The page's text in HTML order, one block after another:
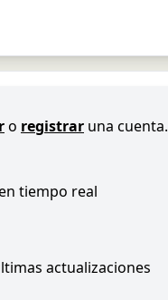
o registrar una cuenta.
tiempo real
actualizaciones